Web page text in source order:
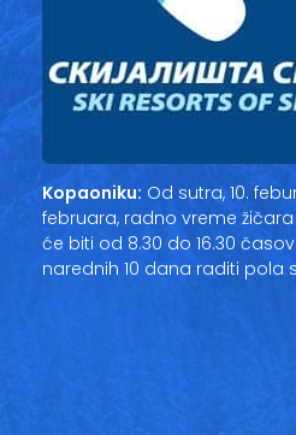
Kopaoniku: Od sutra, 10.
februara, radno vreme
će biti od 8.30 do 16.30
narednih 10 dana raditi pola